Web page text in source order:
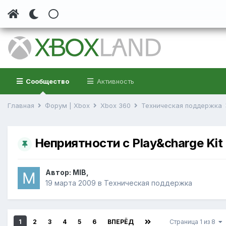
Сообщество Активность
Главная Форум | Xbox Xbox 360 Техническая поддержка
Неприятности с Play&charge Kit
Автор: MIB
19 марта 2009 в Техническая поддержка
1 2 3 4 5 6 ВПЕРЁД Страница 1 из 8